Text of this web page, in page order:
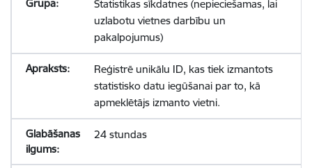
Statistikas sīkdatnes (nepieciešamas, lai
uzlabotu vietnes darbību un
pakalpojumus)
Reģistrē unikālu ID, kas tiek izmantots
statistisko datu iegūšanai par to, kā
apmeklētājs izmanto vietni.
24 stundas